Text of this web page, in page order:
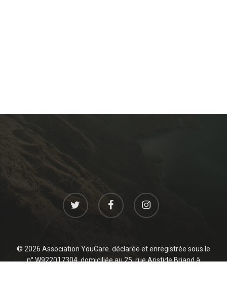
twitter facebook instagram
© 2026 Association YouCare. déclarée et enregistrée sous le
n° W922017304, domiciliée au 25, rue Aristide Briand à